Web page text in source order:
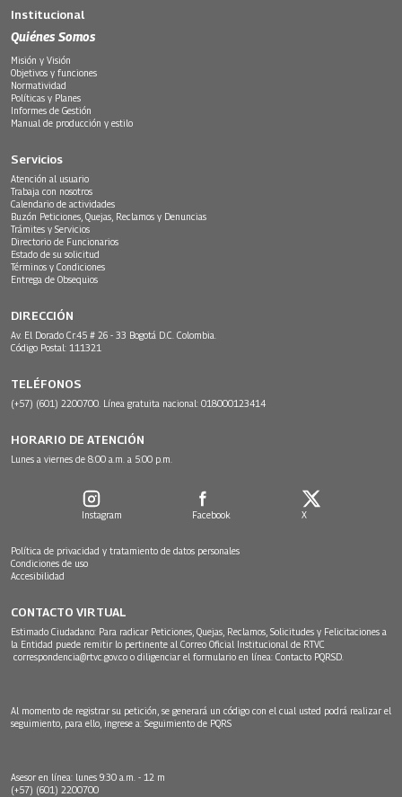
Institucional
Quiénes Somos
Misión y Visión
Objetivos y funciones
Normatividad
Políticas y Planes
Informes de Gestión
Manual de producción y estilo
Servicios
Atención al usuario
Trabaja con nosotros
Calendario de actividades
Buzón Peticiones, Quejas, Reclamos y Denuncias
Trámites y Servicios
Directorio de Funcionarios
Estado de su solicitud
Términos y Condiciones
Entrega de Obsequios
DIRECCIÓN
Av. El Dorado Cr.45 # 26 - 33 Bogotá D.C. Colombia.
Código Postal: 111321
TELÉFONOS
(+57) (601) 2200700. Línea gratuita nacional: 018000123414
HORARIO DE ATENCIÓN
Lunes a viernes de 8:00 a.m. a 5:00 p.m.
Instagram Facebook X
Política de privacidad y tratamiento de datos personales
Condiciones de uso
Accesibilidad
CONTACTO VIRTUAL
Estimado Ciudadano: Para radicar Peticiones, Quejas, Reclamos, Solicitudes y Felicitaciones a
la Entidad puede remitir lo pertinente al Correo Oficial Institucional de RTVC
correspondencia@rtvc.gov.co o diligenciar el formulario en línea: Contacto PQRSD.
Al momento de registrar su petición, se generará un código con el cual usted podrá realizar el
seguimiento, para ello, ingrese a: Seguimiento de PQRS
Asesor en línea: lunes 9:30 a.m. - 12 m
(+57) (601) 2200700